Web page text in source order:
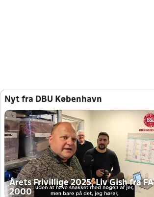
Nyt fra DBU København
Årets Frivillige 2025, Liv Gish fra FA
2000